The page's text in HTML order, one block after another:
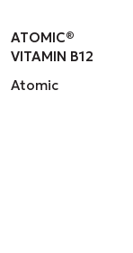
ATOMIC®
VITAMIN B12
Atomic